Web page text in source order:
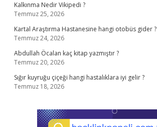
Kalkınma Nedir Vikipedi ?
Temmuz 25, 2026
Kartal Araştırma Hastanesine hangi otobüs gider ?
Temmuz 24, 2026
Abdullah Öcalan kaç kitap yazmıştır ?
Temmuz 20, 2026
Sığır kuyruğu çiçeği hangi hastalıklara iyi gelir ?
Temmuz 18, 2026